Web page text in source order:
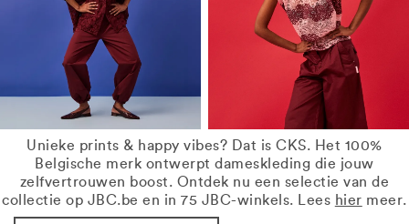
Unieke prints & happy vibes? Dat is CKS. Het 100%
Belgische merk ontwerpt dameskleding die jouw
zelfvertrouwen boost. Ontdek nu een selectie van de
collectie op JBC.be en in 75 JBC-winkels. Lees hier meer.